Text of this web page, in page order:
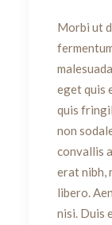
Morbi ut
eget quis
quis
non
convallis
erat nibh,
libero.
nisi. Duis